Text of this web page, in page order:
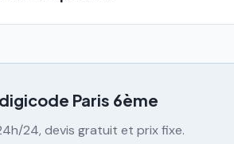
Paris 6ème
24, devis gratuit et prix fixe.